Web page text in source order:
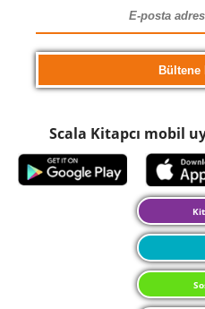
Scala Kitapcı mobil